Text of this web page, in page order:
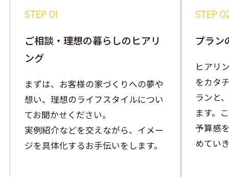
ご相談・理想の暮らしのヒアリ
ング
まずは、お客様の家づくりへの夢や
想い、理想のライフスタイルについ
てお聞かせください。
実例紹介などを交えながら、イメー
ジを具体化するお手伝いをします。
プラン
ヒアリ
をカタ
ランと
ます。
予算感
めてい